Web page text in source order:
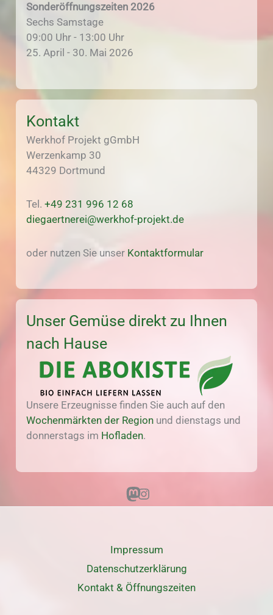
Sonderöffnungszeiten 2026
Sechs Samstage
09:00 Uhr - 13:00 Uhr
25. April - 30. Mai 2026
Kontakt
Werkhof Projekt gGmbH
Werzenkamp 30
44329 Dortmund
Tel.+49 231 996 12 68
diegaertnerei@werkhof-projekt.de
oder nutzen Sie unser Kontaktformular
Unser Gemüse direkt zu Ihnen
nach Hause
Unsere Erzeugnisse finden Sie auch auf den
Wochenmärkten der Region und dienstags und
donnerstags im Hofladen.
MastodonInstagram
Impressum
Datenschutz­erklärung
Kontakt & Öffnungszeiten